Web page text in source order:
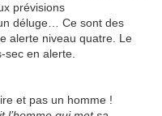
prévisions
déluge… Ce sont des
alerte niveau quatre. Le
en alerte.
et pas un homme !